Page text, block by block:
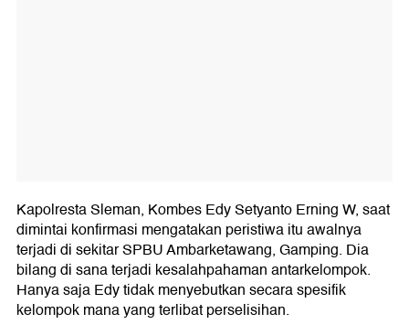
Kapolresta Sleman, Kombes Edy Setyanto Erning W, saat
dimintai konfirmasi mengatakan peristiwa itu awalnya
terjadi di sekitar SPBU Ambarketawang, Gamping. Dia
bilang di sana terjadi kesalahpahaman antarkelompok.
Hanya saja Edy tidak menyebutkan secara spesifik
kelompok mana yang terlibat perselisihan.